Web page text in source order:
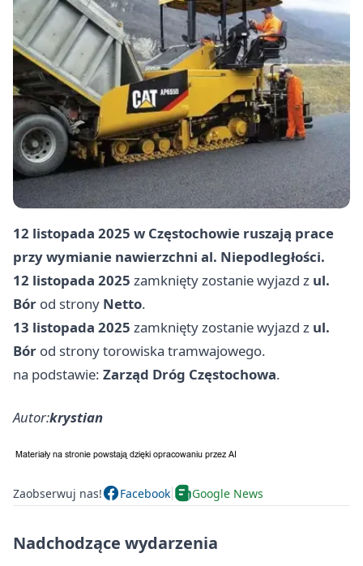
12 listopada 2025 w Częstochowie ruszają prace
przy wymianie nawierzchni al. Niepodległości.
12 listopada 2025 zamknięty zostanie wyjazd z ul.
Bór od strony Netto.
13 listopada 2025 zamknięty zostanie wyjazd z ul.
Bór od strony torowiska tramwajowego.
na podstawie: Zarząd Dróg Częstochowa.
Autor:krystian
Zaobserwuj nas! Facebook Google News
Nadchodzące wydarzenia